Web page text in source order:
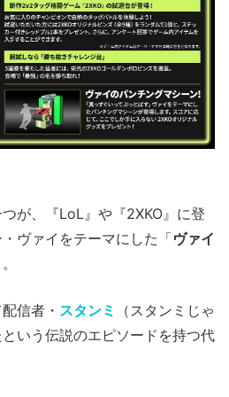
が、『LoL』や『2XKO』に登
ヴァイをテーマにした「ヴァイ
信者・ スタンミ
（スタンミじゃ
いう伝説のエピソードを持つ代